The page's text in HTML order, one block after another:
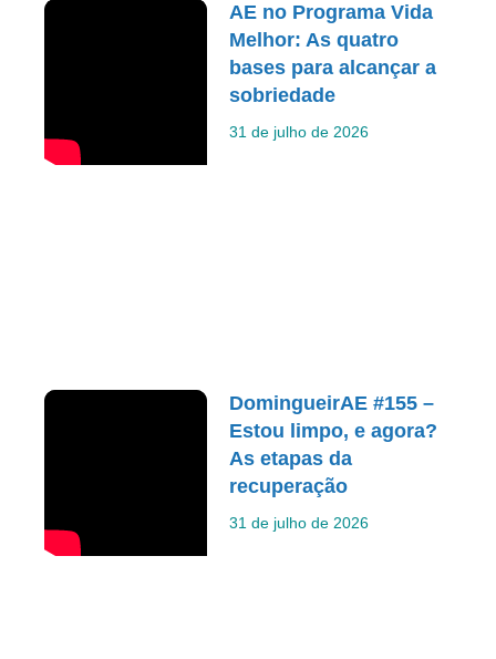
AE no Programa Vida
Melhor: As quatro
bases para alcançar a
sobriedade
31 de julho de 2026
DomingueirAE #155 –
Estou limpo, e agora?
As etapas da
recuperação
31 de julho de 2026